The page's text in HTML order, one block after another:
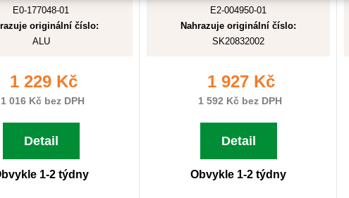
E0-177048-01
originální číslo:
ALU
1 229 Kč
1 016 Kč bez DPH
Detail
1-2 týdny
E2-004950-01
Nahrazuje originální číslo:
SK20832002
1 927 Kč
1 592 Kč bez DPH
Detail
Obvykle 1-2 týdny